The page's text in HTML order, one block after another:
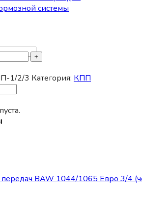
системы
1/2/3 Категория: КПП
передач BAW 1044/1065 Евро 3/4